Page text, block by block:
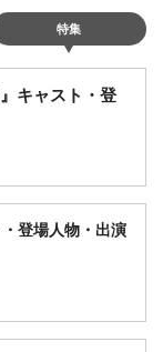
特集
キャスト・登
登場人物・出演